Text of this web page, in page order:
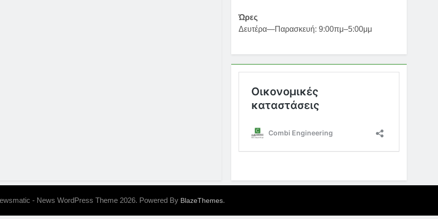
Ώρες
Δευτέρα—Παρασκευή: 9:00πμ–5:00μμ
- News WordPress Theme 2026. Powered By BlazeThemes.